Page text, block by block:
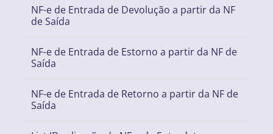
NF-e de Entrada de Devolução a partir da NF
de Saída
NF-e de Entrada de Estorno a partir da NF de
Saída
NF-e de Entrada de Retorno a partir da NF de
Saída